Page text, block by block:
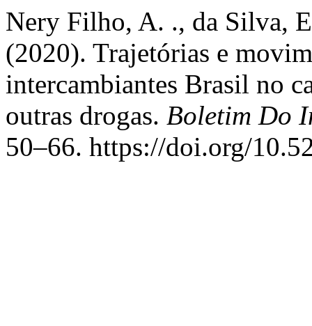
Nery Filho, A. ., da Silva,
(2020). Trajetórias e
intercambiantes Brasil no
outras drogas. Boletim Do
50–66. https://doi.org/